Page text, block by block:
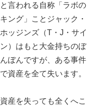
と言われる自称「ラボの
キング」ことジャック・
ホッジンズ（T・J・サイ
ン）はもと大金持ちのぼ
んぼんですが、ある事件
で資産を全て失います。
資産を失っても全くへこ